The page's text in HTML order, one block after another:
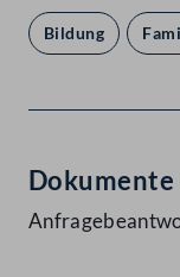
Bildung
Dokumente